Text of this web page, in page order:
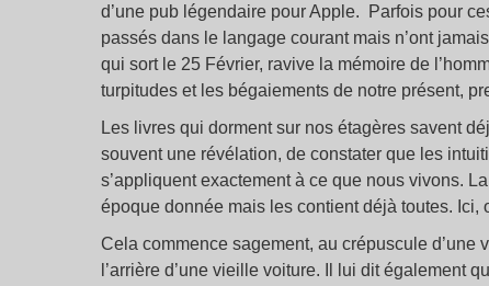
d’une pub légendaire pour Apple. Parfois pour
passés dans le langage courant mais n’ont
qui sort le 25 Février, ravive la mémoire de
turpitudes et les bégaiements de notre présent,
Les livres qui dorment sur nos étagères savent
souvent une révélation, de constater que les
s’appliquent exactement à ce que nous vivons.
époque donnée mais les contient déjà toutes. Ici,
Cela commence sagement, au crépuscule d’une
l’arrière d’une vieille voiture. Il lui dit également